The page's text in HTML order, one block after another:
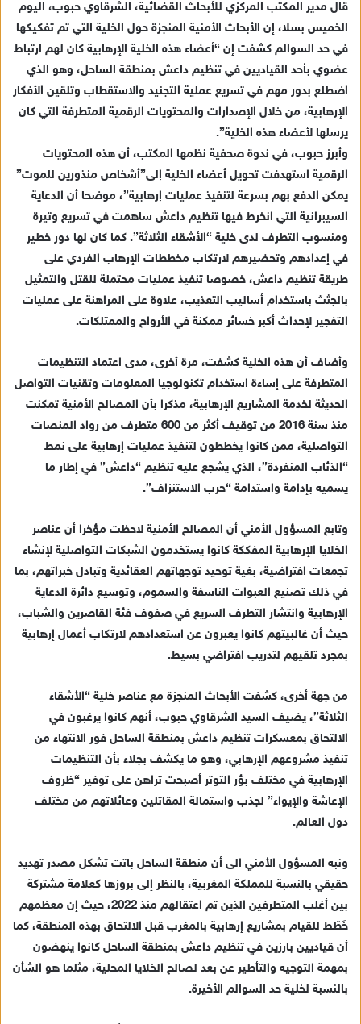
ب
ي
د
ا
إ
ل
ك
ت
ر
و
قال مدير المكتب المركزي للأبحاث القضائية، الشرقاوي حبوب، اليوم
الخميس بسلا، إن الأبحاث الأمنية المنجزة حول الخلية التي تم تفكيكها
في حد السوالم كشفت إن “أعضاء هذه الخلية الإرهابية كان لهم ارتباط
عضوي بأحد القياديين في تنظيم داعش بمنطقة الساحل، وهو الذي
اضطلع بدور مهم في تسريع عملية التجنيد والاستقطاب وتلقين الأفكار
الإرهابية، من خلال الإصدارات والمحتويات الرقمية المتطرفة التي كان
يرسلها لأعضاء هذه الخلية”.
وأبرز حبوب، في ندوة صحفية نظمها المكتب، أن هذه المحتويات
الرقمية استهدفت تحويل أعضاء الخلية إلى”أشخاص منذورين للموت”
يمكن الدفع بهم بسرعة لتنفيذ عمليات إرهابية”، موضحا أن الدعاية
السيبرانية التي انخرط فيها تنظيم داعش ساهمت في تسريع وتيرة
ومنسوب التطرف لدى خلية “الأشقاء الثلاثة”. كما كان لها دور خطير
في إعدادهم وتحضيرهم لارتكاب مخططات الإرهاب الفردي على
طريقة تنظيم داعش، خصوصا تنفيذ عمليات محتملة للقتل والتمثيل
بالجثث باستخدام أساليب التعذيب، علاوة على المراهنة على عمليات
التفجير لإحداث أكبر خسائر ممكنة في الأرواح والممتلكات.
وأضاف أن هذه الخلية كشفت، مرة أخرى، مدى اعتماد التنظيمات
المتطرفة على إساءة استخدام تكنولوجيا المعلومات وتقنيات التواصل
الحديثة لخدمة المشاريع الإرهابية، مذكرا بأن المصالح الأمنية تمكنت
منذ سنة 2016 من توقيف أكثر من 600 متطرف من رواد المنصات
التواصلية، ممن كانوا يخططون لتنفيذ عمليات إرهابية على نمط
“الذئاب المنفردة”، الذي يشجع عليه تنظيم “داعش” في إطار ما
يسميه بإدامة واستدامة “حرب الاستنزاف”.
وتابع المسؤول الأمني أن المصالح الأمنية لاحظت مؤخرا أن عناصر
الخلايا الإرهابية المفككة كانوا يستخدمون الشبكات التواصلية لإنشاء
تجمعات افتراضية، بغية توحيد توجهاتهم العقائدية وتبادل خبراتهم، بما
في ذلك تصنيع العبوات الناسفة والسموم، وتوسيع دائرة الدعاية
الإرهابية وانتشار التطرف السريع في صفوف فئة القاصرين والشباب،
حيث أن غالبيتهم كانوا يعبرون عن استعدادهم لارتكاب أعمال إرهابية
بمجرد تلقيهم لتدريب افتراضي بسيط.
من جهة أخرى، كشفت الأبحاث المنجزة مع عناصر خلية “الأشقاء
الثلاثة”، يضيف السيد الشرقاوي حبوب، أنهم كانوا يرغبون في
الالتحاق بمعسكرات تنظيم داعش بمنطقة الساحل فور الانتهاء من
تنفيذ مشروعهم الإرهابي، وهو ما يكشف بجلاء بأن التنظيمات
الإرهابية في مختلف بؤر التوتر أصبحت تراهن على توفير “ظروف
الإعاشة والإيواء” لجذب واستمالة المقاتلين وعائلاتهم من مختلف
دول العالم.
ونبه المسؤول الأمني الى أن منطقة الساحل باتت تشكل مصدر تهديد
حقيقي بالنسبة للمملكة المغربية، بالنظر إلى بروزها كعلامة مشتركة
بين أغلب المتطرفين الذين تم اعتقالهم منذ 2022، حيث إن معظمهم
خَطّط للقيام بمشاريع إرهابية بالمغرب قبل الالتحاق بهذه المنطقة، كما
أن قياديين بارزين في تنظيم داعش بمنطقة الساحل كانوا ينهضون
بمهمة التوجيه والتأطير عن بعد لصالح الخلايا المحلية، مثلما هو الشأن
بالنسبة لخلية حد السوالم الأخيرة.